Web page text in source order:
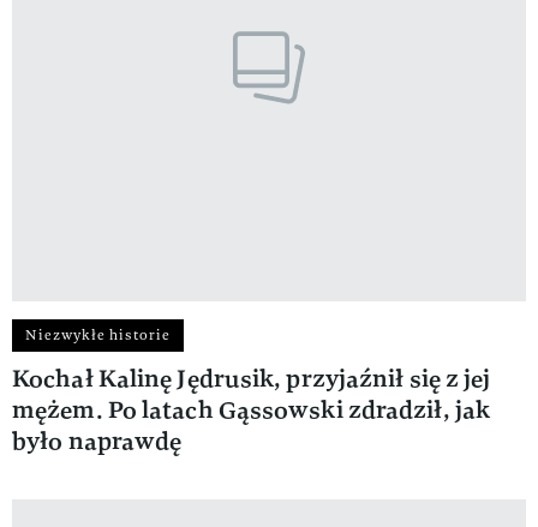
Niezwykłe historie
Kochał Kalinę Jędrusik, przyjaźnił się z jej
mężem. Po latach Gąssowski zdradził, jak
było naprawdę